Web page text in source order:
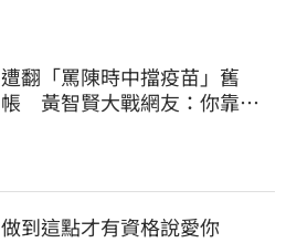
遭翻「罵陳時中擋疫苗」舊
帳 黃智賢大戰網友：你靠我
做到這點才有資格說愛你